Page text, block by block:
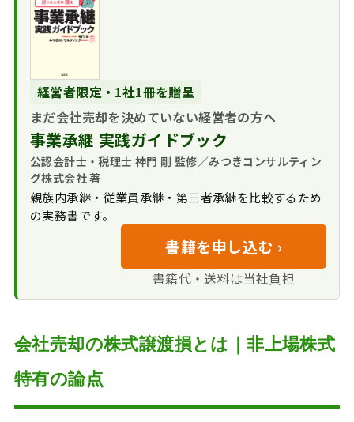
個人オーナーの株式譲渡の損失｜上
場と非上場で異なる救済
のみ可能
上場株式の譲渡損
失｜損益通算と3年繰越
控除
NISA口座の損失は
織再編で生きる
法人税の課税所得
と全面通算が可能
持株会社化と譲渡
損を活用する判断
低額譲渡・少数株主整理での譲渡損
取得費の確定が損
失計算の出発点
低額譲渡のみなし
少数株主からの買
取価格と譲渡損
と退職金スキーム
役員退職金との組
合せ
る場合の事前準備
確定申告の実務｜書類準備と注意点
申告に必要な書類
保険料への跳ね返り
株式譲渡の損失に関するFAQ
まとめ｜株式譲渡損と会社売却の手
経営者限定・1社1冊を贈呈
まだ会社売却を決めていない経営者の方へ
事業承継 実践ガイドブック
公認会計士・税理士 神門 剛 監修／みつきコンサルティン
グ株式会社 著
親族内承継・従業員承継・第三者承継を比較するため
の実務書です。
書籍を申し込む ›
書籍代・送料は当社負担
会社売却の株式譲渡損とは｜非上場株式
特有の論点